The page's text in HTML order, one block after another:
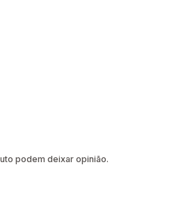
podem deixar opinião.